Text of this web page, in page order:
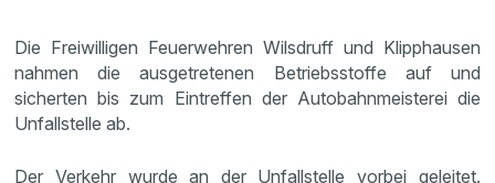
Die Freiwilligen Feuerwehren Wilsdruff und Klipphausen
nahmen die ausgetretenen Betriebsstoffe auf und
sicherten bis zum Eintreffen der Autobahnmeisterei die
Unfallstelle ab.
Der Verkehr wurde an der Unfallstelle vorbei geleitet.